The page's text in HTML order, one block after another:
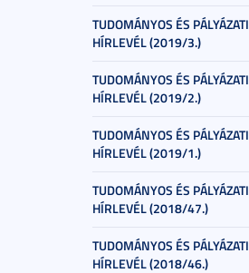
TUDOMÁNYOS ÉS PÁLYÁZATI
HÍRLEVÉL (2019/3.)
TUDOMÁNYOS ÉS PÁLYÁZATI
HÍRLEVÉL (2019/2.)
TUDOMÁNYOS ÉS PÁLYÁZATI
HÍRLEVÉL (2019/1.)
TUDOMÁNYOS ÉS PÁLYÁZATI
HÍRLEVÉL (2018/47.)
TUDOMÁNYOS ÉS PÁLYÁZATI
HÍRLEVÉL (2018/46.)